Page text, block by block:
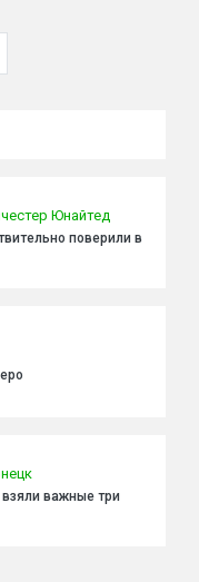
Юнайтед
поверили в
важные три